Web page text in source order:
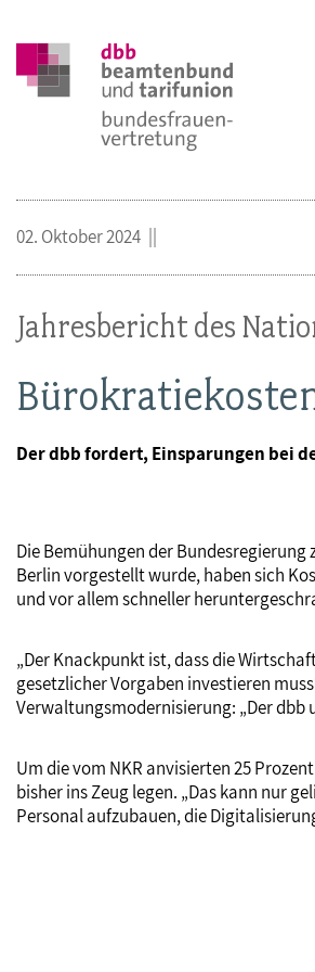
Jahresbericht des
Der dbb fordert, Einsparungen bei
02. Oktober 2024
Die Bemühungen der
Berlin vorgestellt wurde, haben sich
und vor allem schneller
„Der Knackpunkt ist, dass die
gesetzlicher Vorgaben investieren
Verwaltungsmodernisierung: „Der dbb
Um die vom NKR anvisierten 25
bisher ins Zeug legen. „Das kann nur
Personal aufzubauen, die